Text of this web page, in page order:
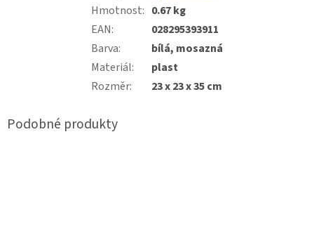
Hmotnost: 0.67 kg
EAN:
028295393911
Barva:
bílá, mosazná
Materiál:
plast
Rozměr: 23 x 23 x 35 cm